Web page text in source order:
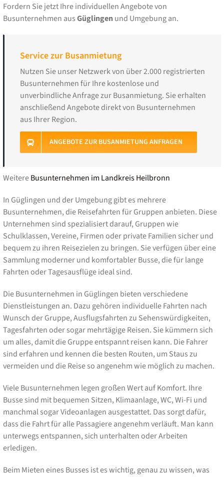
Fordern Sie jetzt Ihre individuellen Angebote von
Busunternehmen ausGüglingenund Umgebung an.
Service zur Busanmietung
Nutzen Sie unser Netzwerk von über 2.000 registrierten
Busunternehmen für Ihre kostenlose und
unverbindliche Anfrage zur Busanmietung. Sie erhalten
anschließend Angebote direkt von Busunternehmen
aus Ihrer Region.
ANGEBOTE ZUR BUSANMIETUNG ANFRAGEN
WeitereBusunternehmen im Landkreis Heilbronn
In Güglingen und der Umgebung gibt es mehrere
Busunternehmen, die Reisefahrten für Gruppen anbieten. Diese
Unternehmen sind spezialisiert darauf, Gruppen wie
Schulklassen, Vereine, Firmen oder private Familien sicher und
bequem zu ihren Reisezielen zu bringen. Sie verfügen über eine
Sammlung moderner und komfortabler Busse, die für lange
Fahrten oder Tagesausflüge ideal sind.
Die Busunternehmen in Güglingen bieten verschiedene
Dienstleistungen an. Dazu gehören individuelle Fahrten nach
Wunsch der Gruppe, Ausflugsfahrten zu Sehenswürdigkeiten,
Tagesfahrten oder sogar mehrtägige Reisen. Sie kümmern sich
um alles, damit die Gruppe entspannt reisen kann. Die Fahrer
sind erfahren und kennen die besten Routen, um Staus zu
vermeiden und die Reise so angenehm wie möglich zu machen.
Viele Busunternehmen legen großen Wert auf Komfort. Ihre
Busse sind mit bequemen Sitzen, Klimaanlage, WC, Wi-Fi und
manchmal sogar Videoanlagen ausgestattet. Das sorgt dafür,
dass die Fahrt für alle Passagiere angenehm verläuft. Man kann
unterwegs entspannen, sich unterhalten oder Arbeiten
erledigen.
Beim Mieten eines Busses ist es wichtig, genau zu wissen, was